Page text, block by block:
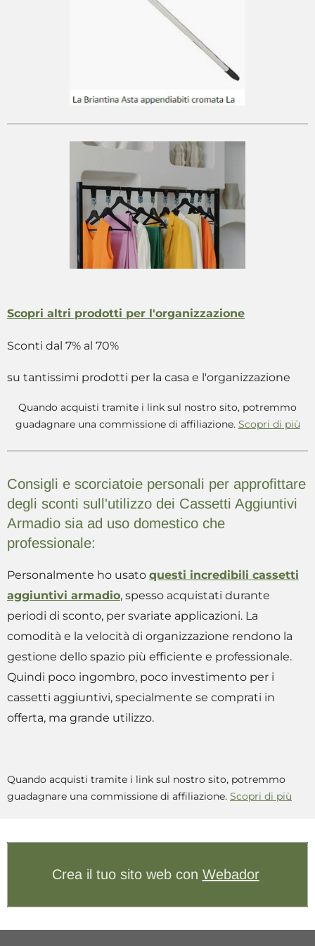
Scopri altri prodotti per l'organizzazione
Sconti dal 7% al 70%
su tantissimi prodotti per la casa e l'organizzazione
Quando acquisti tramite i link sul nostro sito, potremmo
guadagnare una commissione di affiliazione. Scopri di più
Consigli e scorciatoie personali per approfittare
degli sconti sull'utilizzo dei Cassetti Aggiuntivi
Armadio sia ad uso domestico che
professionale:
Personalmente ho usato questi incredibili cassetti
aggiuntivi armadio, spesso acquistati durante
periodi di sconto, per svariate applicazioni. La
comodità e la velocità di organizzazione rendono la
gestione dello spazio più efficiente e professionale.
Quindi poco ingombro, poco investimento per i
cassetti aggiuntivi, specialmente se comprati in
offerta, ma grande utilizzo.
Quando acquisti tramite i link sul nostro sito, potremmo
guadagnare una commissione di affiliazione. Scopri di più
Crea il tuo sito web con Webador